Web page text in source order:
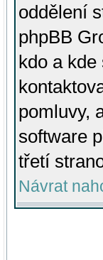
oddělení
phpBB
kdo a
pomluvy,
software
třetí
Návrat